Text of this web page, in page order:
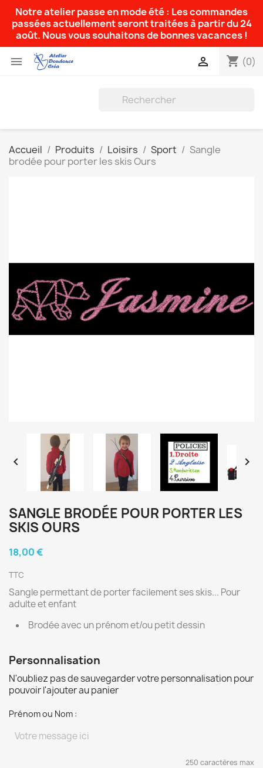
Notre atelier passe en mode été : Les commandes
passées actuellement seront traitées à partir du 24
août. Nous vous souhaitons de bonnes vacances !
 shopping_cart (0)

Accueil Produits Loisirs Sport
Sangle
brodée pour porter les skis Ours
 
SANGLE BRODÉE POUR PORTER LES
SKIS OURS
18,00 €
TTC
Sangle permettant de porter facilement ses skis... Pour
adulte et enfant
Brodée avec un prénom et/ou petit dessin
Personnalisation
N'oubliez pas de sauvegarder votre personnalisation pour
pouvoir l'ajouter au panier
Prénom ou Nom :
250 caractères max